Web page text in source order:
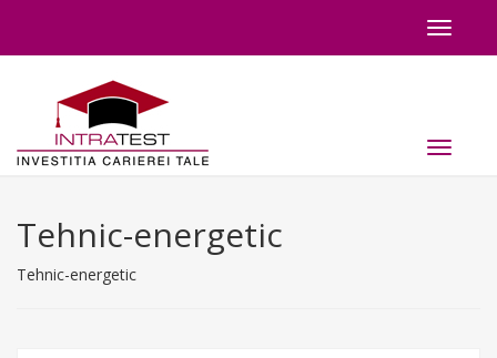
Toggle
Toggle
Tehnic-energetic
Tehnic-energetic